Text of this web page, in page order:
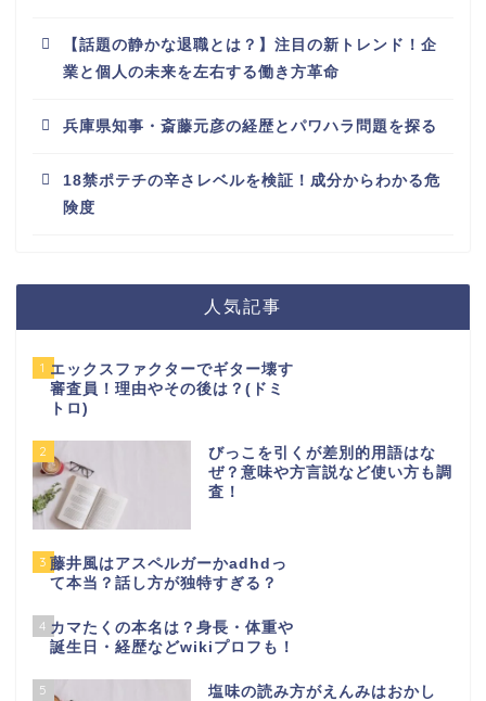
【話題の静かな退職とは？】注目の新トレンド！企
業と個人の未来を左右する働き方革命
兵庫県知事・斎藤元彦の経歴とパワハラ問題を探る
18禁ポテチの辛さレベルを検証！成分からわかる危
険度
人気記事
1 エックスファクターでギター壊す
審査員！理由やその後は？(ドミ
トロ)
2
びっこを引くが差別的用語はな
ぜ？意味や方言説など使い方も調
査！
3 藤井風はアスペルガーかadhdっ
て本当？話し方が独特すぎる？
4 カマたくの本名は？身長・体重や
誕生日・経歴などwikiプロフも！
5
塩味の読み方がえんみはおかし